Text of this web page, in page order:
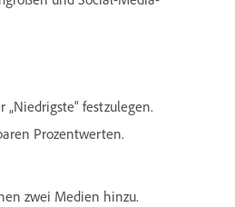
„Niedrigste“ festzulegen.
Prozentwerten.
zwei Medien hinzu.